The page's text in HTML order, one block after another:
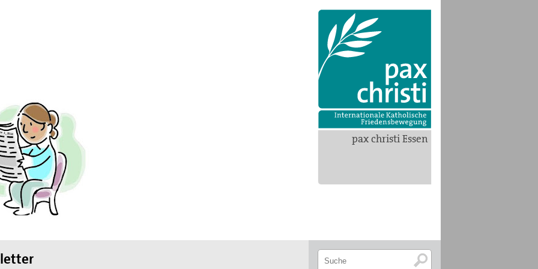
pax christi Essen
des weltweiten
des II. Weltkrieges,
die Hand